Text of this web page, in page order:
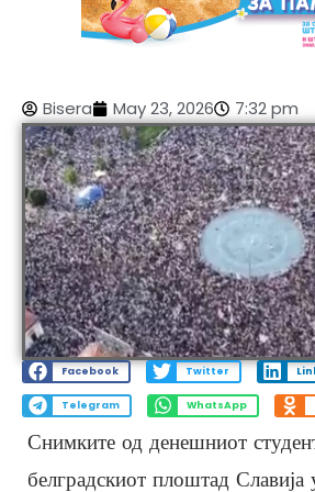
Bisera May 23, 2026 7:32 pm
Facebook Twitter
Telegram WhatsApp
Снимките од денешниот
белградскиот плоштад Славија